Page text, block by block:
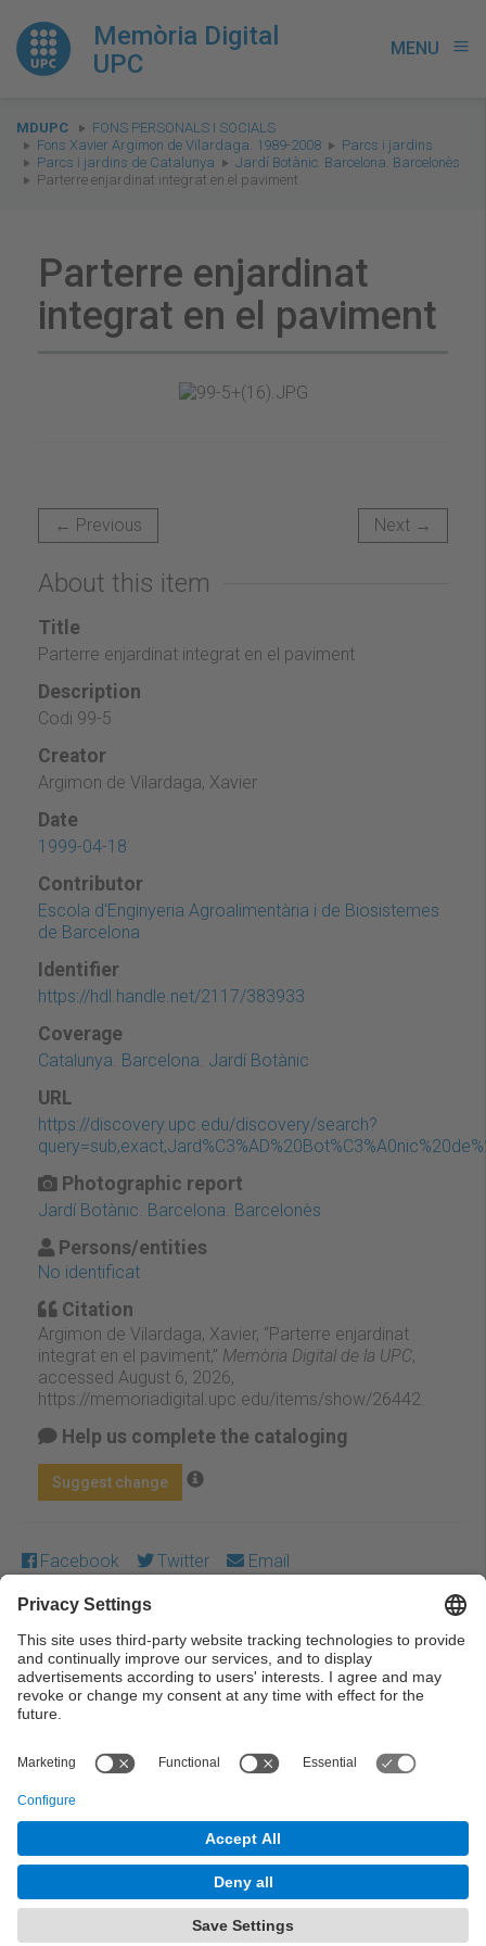
Memòria Digital
UPC
MENU menu
You
are
here:
MDUPC
FONS PERSONALS I SOCIALS
Fons Xavier Argimon de Vilardaga. 1989-2008
Parcs i jardins
Parcs i jardins de Catalunya
Jardí Botànic. Barcelona. Barcelonès
Parterre enjardinat integrat en el paviment
Parterre enjardinat
integrat en el paviment
← Previous Next →
About this item
Title
Parterre enjardinat integrat en el paviment
Description
Codi 99-5
Creator
Argimon de Vilardaga, Xavier
Date
1999-04-18
Contributor
Escola d'Enginyeria Agroalimentària i de Biosistemes
de Barcelona
Identifier
https://hdl.handle.net/2117/383933
Coverage
Catalunya. Barcelona. Jardí Botànic
URL
https://discovery.upc.edu/discovery/search?
Photographic report
Jardí Botànic. Barcelona. Barcelonès
Persons/entities
No identificat
Citation
Argimon de Vilardaga, Xavier, “Parterre enjardinat
integrat en el paviment,” Memòria Digital de la UPC,
accessed August 6, 2026,
https://memoriadigital.upc.edu/items/show/26442
Help us complete the cataloging
Suggest change
Facebook Twitter Email
Except where otherwise noted, content on this work is
licensed under a Creative Commons license:Attribution-
NonCommercial-NoDerivs 4.0 Generic
© UPC Universitat Politècnica de Catalunya ·
BarcelonaTech